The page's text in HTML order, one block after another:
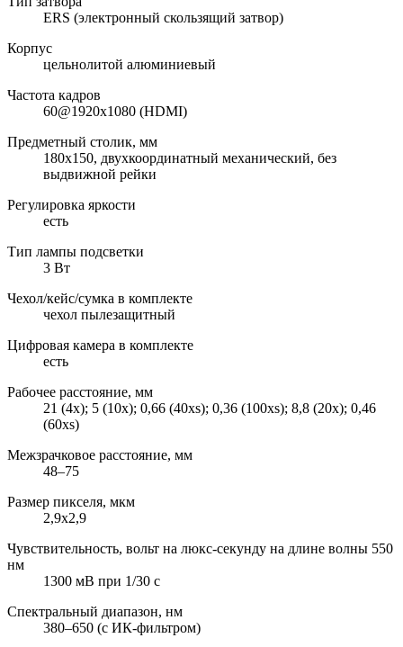
ERS (электронный скользящий затвор)
Корпус
цельнолитой алюминиевый
Частота кадров
60@1920x1080 (HDMI)
Предметный столик, мм
180x150, двухкоординатный механический, без
выдвижной рейки
Регулировка яркости
есть
Тип лампы подсветки
3 Вт
Чехол/кейс/сумка в комплекте
чехол пылезащитный
Цифровая камера в комплекте
есть
Рабочее расстояние, мм
21 (4x); 5 (10x); 0,66 (40xs); 0,36 (100xs); 8,8 (20х); 0,46
(60хs)
Межзрачковое расстояние, мм
48–75
Размер пикселя, мкм
2,9x2,9
Чувствительность, вольт на люкс-секунду на длине волны 550
нм
1300 мВ при 1/30 с
Спектральный диапазон, нм
380–650 (с ИК-фильтром)